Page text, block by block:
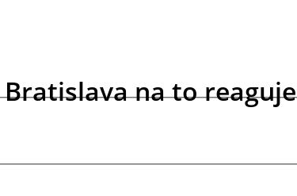
na to reaguje